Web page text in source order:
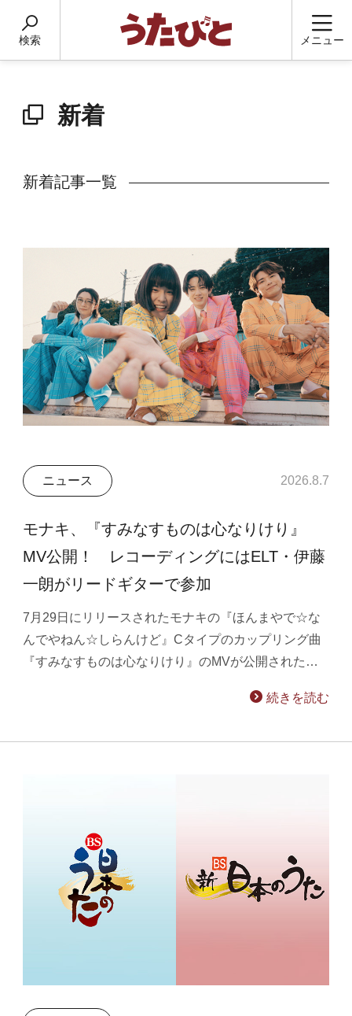
検索 メニュー
新着
新着記事一覧
ニュース 2026.8.7
モナキ、『すみなすものは心なりけり』
MV公開！ レコーディングにはELT・伊藤
一朗がリードギターで参加
7月29日にリリースされたモナキの『ほんまやで☆な
んでやねん☆しらんけど』Cタイプのカップリング曲
『すみなすものは心なりけり』のMVが公開された…
続きを読む